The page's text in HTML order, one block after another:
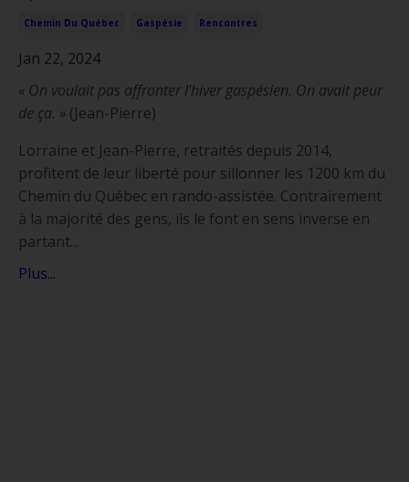
Chemin Du Québec Gaspésie Rencontres
Jan 22, 2024
« On voulait pas affronter l’hiver gaspésien. On avait peur
de ça. » (Jean-Pierre)
Lorraine et Jean-Pierre, retraités depuis 2014,
profitent de leur liberté pour sillonner les 1200 km du
Chemin du Québec en rando-assistée. Contrairement
à la majorité des gens, ils le font en sens inverse en
partant...
Plus...